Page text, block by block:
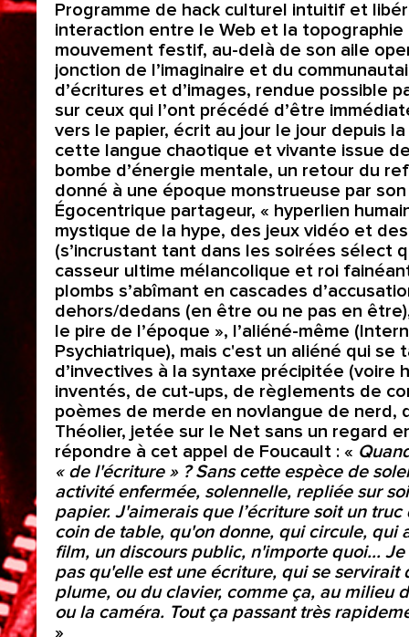
Programme de hack culturel intuitif et
interaction entre le Web et la topographie
mouvement festif, au-delà de son aile
jonction de l’imaginaire et du
d’écritures et d’images, rendue possible
sur ceux qui l’ont précédé d’être
vers le papier, écrit au jour le jour depuis
cette langue chaotique et vivante issue
bombe d’énergie mentale, un retour du
donné à une époque monstrueuse par
Égocentrique partageur, « hyperlien
mystique de la hype, des jeux vidéo et
(s’incrustant tant dans les soirées sélect
casseur ultime mélancolique et roi
plombs s’abîmant en cascades
dehors/dedans (en être ou ne pas en
le pire de l’époque », l’aliéné-même
Psychiatrique), mais c'est un aliéné qui
d’invectives à la syntaxe précipitée (voire
inventés, de cut-ups, de règlements de
poèmes de merde en novlangue de nerd,
Théolier, jetée sur le Net sans un regard
répondre à cet appel de Foucault : «
« de l'écriture » ? Sans cette espèce de
activité enfermée, solennelle, repliée sur
papier. J'aimerais que l’écriture soit un
coin de table, qu'on donne, qui circule, qui
film, un discours public, n'importe quoi...
pas qu'elle est une écriture, qui se
plume, ou du clavier, comme ça, au milieu
ou la caméra. Tout ça passant très
»